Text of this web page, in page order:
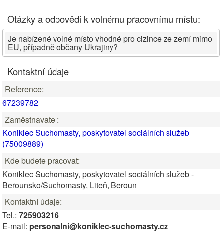
Otázky a odpovědi k volnému pracovnímu místu:
Je nabízené volné místo vhodné pro cizince ze zemí mimo
EU, případně občany Ukrajiny?
Kontaktní údaje
Reference:
67239782
Zaměstnavatel:
Koniklec Suchomasty, poskytovatel sociálních služeb
(75009889)
Kde budete pracovat:
Koniklec Suchomasty, poskytovatel sociálních služeb -
Berounsko/Suchomasty, Liteň, Beroun
Kontaktní údaje:
Tel.: 725903216
E-mail: personalni@koniklec-suchomasty.cz